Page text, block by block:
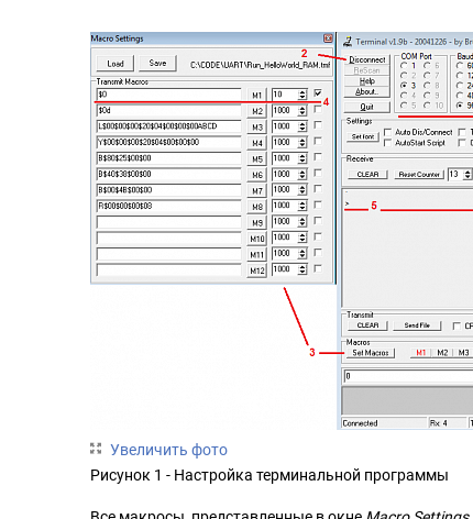
Увеличить фото
Рисунок 1 - Настройка терминальной программы